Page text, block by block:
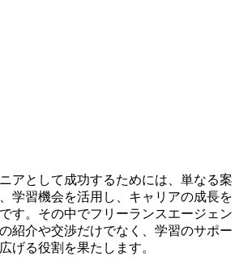
アとして成功するためには、単なる案
学習機会を活用し、キャリアの成長を
す。その中でフリーランスエージェン
紹介や交渉だけでなく、学習のサポー
げる役割を果たします。